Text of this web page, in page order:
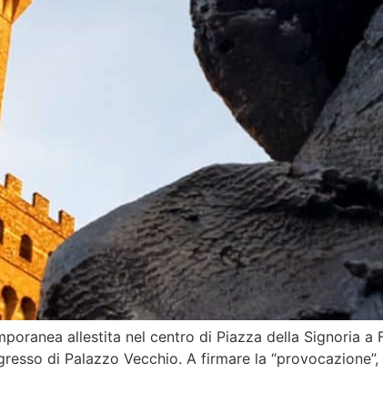
allestita nel centro di Piazza della Signoria a
di Palazzo Vecchio. A firmare la